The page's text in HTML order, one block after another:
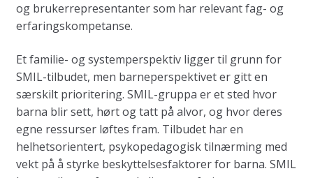
og brukerrepresentanter som har relevant fag- og
erfaringskompetanse.
Et familie- og systemperspektiv ligger til grunn for
SMIL-tilbudet, men barneperspektivet er gitt en
særskilt prioritering. SMIL-gruppa er et sted hvor
barna blir sett, hørt og tatt på alvor, og hvor deres
egne ressurser løftes fram. Tilbudet har en
helhetsorientert, psykopedagogisk tilnærming med
vekt på å styrke beskyttelsesfaktorer for barna. SMIL